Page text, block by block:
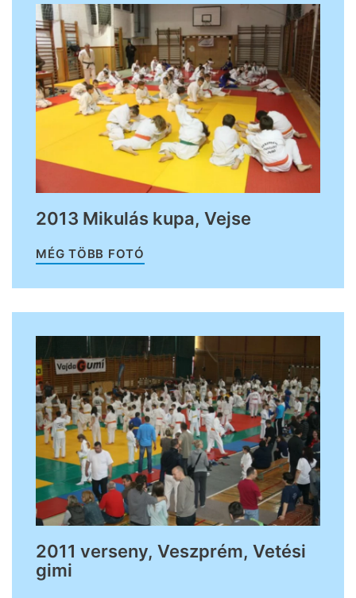
2013 Mikulás kupa, Vejse
MÉG TÖBB FOTÓ
2011 verseny, Veszprém, Vetési
gimi